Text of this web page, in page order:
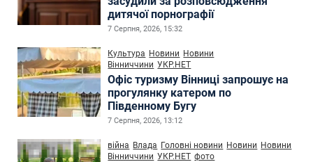
дитячої порнографії
7 Серпня, 2026, 15:32
Культура Новини Новини
Вінниччини УКР.НЕТ
Офіс туризму Вінниці запрошує на
прогулянку катером по
Південному Бугу
7 Серпня, 2026, 13:12
війна Влада Головні новини Новини Новини
Вінниччини УКР.НЕТ фото